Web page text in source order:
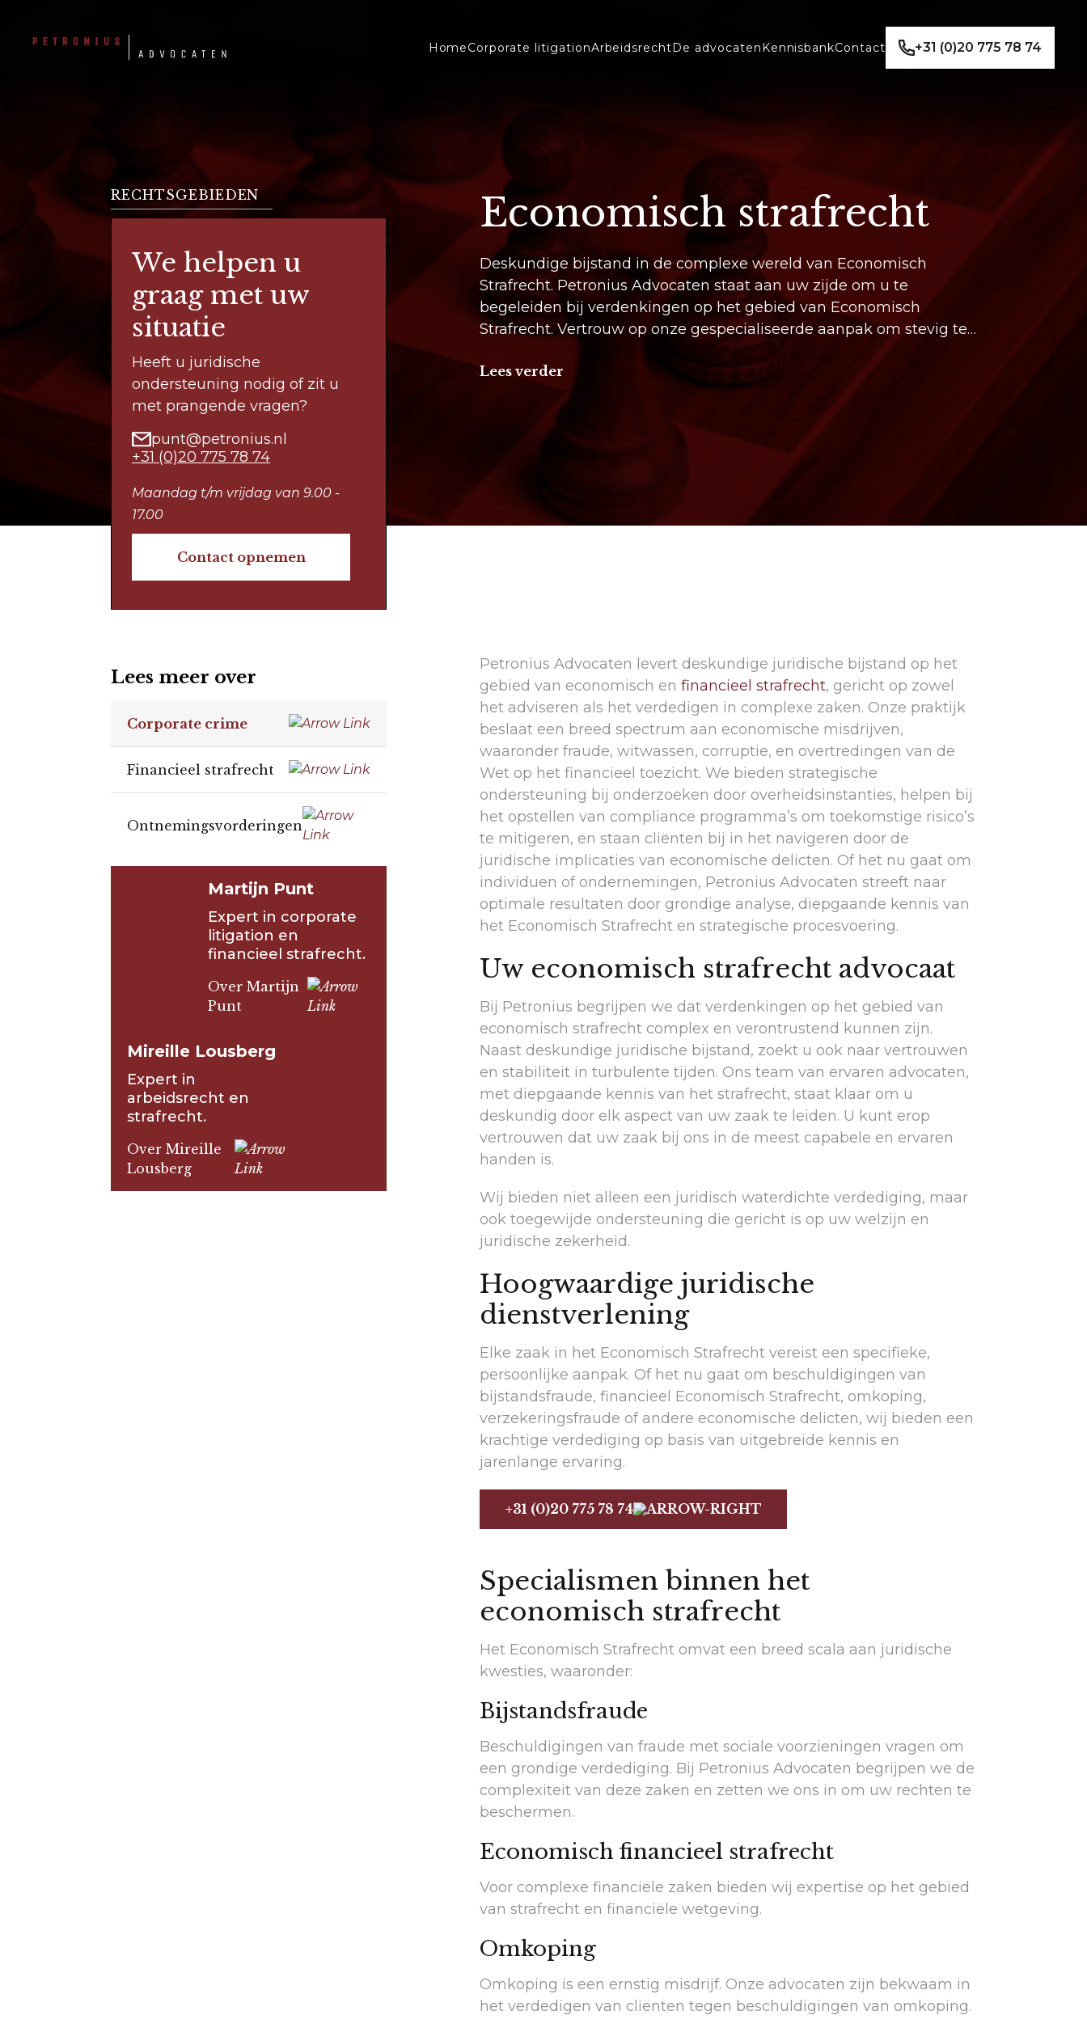
content
HomeCorporate litigationArbeidsrechtDe advocaten KennisbankContact +31 (0)20 775 78 74
RECHTSGEBIEDEN
We helpen u
graag met uw
situatie
Heeft u juridische
ondersteuning nodig of zit u
met prangende vragen?
punt@petronius.nl
+31 (0)20 775 78 74
Maandag t/m vrijdag van 9.00 -
17.00
Contact opnemen
Economisch strafrecht
Deskundige bijstand in de complexe wereld van Economisch
Strafrecht. Petronius Advocaten staat aan uw zijde om u te
begeleiden bij verdenkingen op het gebied van Economisch
Strafrecht. Vertrouw op onze gespecialiseerde aanpak om stevig te
staan bij elk Economisch Strafrechtelijk vraagstuk.
Lees verder
Lees meer over
Corporate crime
Financieel strafrecht
Ontnemingsvorderingen
Martijn Punt
Expert in corporate
litigation en
financieel strafrecht.
Over Martijn
Punt
Mireille Lousberg
Expert in
arbeidsrecht en
strafrecht.
Over Mireille
Lousberg
Petronius Advocaten levert deskundige juridische bijstand op het
gebied van economisch en financieel strafrecht, gericht op zowel
het adviseren als het verdedigen in complexe zaken. Onze praktijk
beslaat een breed spectrum aan economische misdrijven,
waaronder fraude, witwassen, corruptie, en overtredingen van de
Wet op het financieel toezicht. We bieden strategische
ondersteuning bij onderzoeken door overheidsinstanties, helpen bij
het opstellen van compliance programma’s om toekomstige risico’s
te mitigeren, en staan cliënten bij in het navigeren door de
juridische implicaties van economische delicten. Of het nu gaat om
individuen of ondernemingen, Petronius Advocaten streeft naar
optimale resultaten door grondige analyse, diepgaande kennis van
het Economisch Strafrecht en strategische procesvoering.
Uw economisch strafrecht advocaat
Bij Petronius begrijpen we dat verdenkingen op het gebied van
economisch strafrecht complex en verontrustend kunnen zijn.
Naast deskundige juridische bijstand, zoekt u ook naar vertrouwen
en stabiliteit in turbulente tijden. Ons team van ervaren advocaten,
met diepgaande kennis van het strafrecht, staat klaar om u
deskundig door elk aspect van uw zaak te leiden. U kunt erop
vertrouwen dat uw zaak bij ons in de meest capabele en ervaren
handen is.
Wij bieden niet alleen een juridisch waterdichte verdediging, maar
ook toegewijde ondersteuning die gericht is op uw welzijn en
juridische zekerheid.
Hoogwaardige juridische
dienstverlening
Elke zaak in het Economisch Strafrecht vereist een specifieke,
persoonlijke aanpak. Of het nu gaat om beschuldigingen van
bijstandsfraude, financieel Economisch Strafrecht, omkoping,
verzekeringsfraude of andere economische delicten, wij bieden een
krachtige verdediging op basis van uitgebreide kennis en
jarenlange ervaring.
+31 (0)20 775 78 74
Specialismen binnen het
economisch strafrecht
Het Economisch Strafrecht omvat een breed scala aan juridische
kwesties, waaronder:
Bijstandsfraude
Beschuldigingen van fraude met sociale voorzieningen vragen om
een grondige verdediging. Bij Petronius Advocaten begrijpen we de
complexiteit van deze zaken en zetten we ons in om uw rechten te
beschermen.
Economisch financieel strafrecht
Voor complexe financiële zaken bieden wij expertise op het gebied
van strafrecht en financiële wetgeving.
Omkoping
Omkoping is een ernstig misdrijf. Onze advocaten zijn bekwaam in
het verdedigen van cliënten tegen beschuldigingen van omkoping.